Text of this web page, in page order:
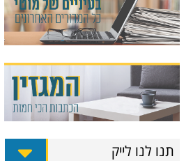
תנו לנו לייק